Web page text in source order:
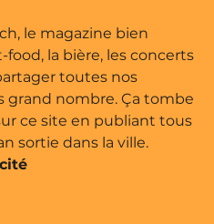
Web •
le magazine bien
la bière, les concerts
toutes nos
grand nombre. Ça tombe
ce site en publiant tous
sortie dans la ville.